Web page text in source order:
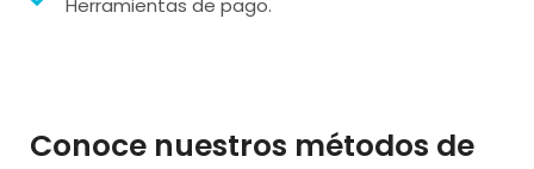
Conoce nuestros métodos de